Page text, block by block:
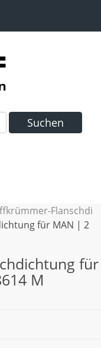
Suchen
Flanschdi
für MAN | 2
für
M